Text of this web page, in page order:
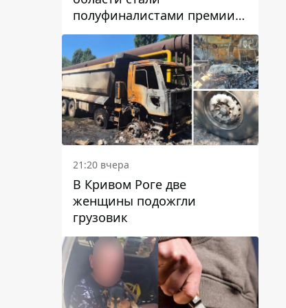
полуфиналистами премии
Global Teacher Prize Ukraine
2026
21:20 вчера
В Кривом Роге две
женщины подожгли
грузовик